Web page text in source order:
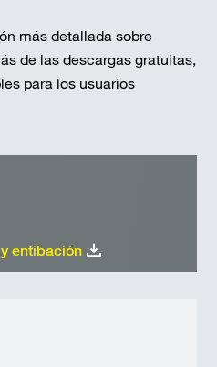
más detallada sobre
de las descargas gratuitas,
para los usuarios
entibación